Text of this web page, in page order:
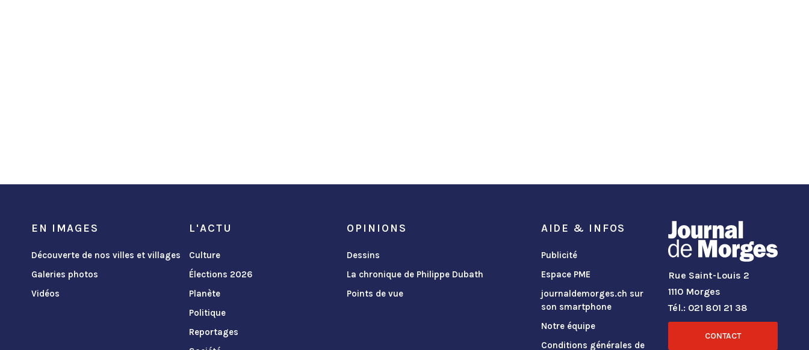
EN IMAGES
Découverte de nos villes et villages
Galeries photos
Vidéos
L'ACTU
Culture
Élections 2026
Planète
Politique
Reportages
OPINIONS
Dessins
La chronique de Philippe Dubath
Points de vue
AIDE & INFOS
Publicité
Espace PME
journaldemorges.ch sur
son smartphone
Notre équipe
Conditions générales de
Rue Saint-Louis 2
1110 Morges
Tél.: 021 801 21 38
CONTACT